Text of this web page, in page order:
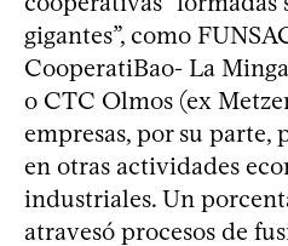
gigantes”, como
CooperatiBao- La
o CTC Olmos (ex
empresas, por su parte,
en otras actividades
industriales. Un
atravesó procesos de